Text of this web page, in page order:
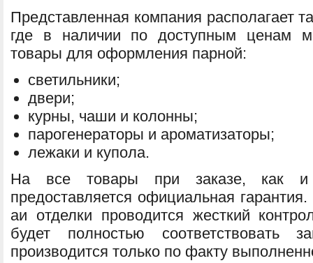
Представленная компания располагает
где в наличии по доступным ценам
товары для оформления парной:
светильники;
двери;
курны, чаши и колонны;
парогенераторы и ароматизаторы;
лежаки и купола.
На все товары при заказе, как
предоставляется официальная
аи отделки проводится жесткий
будет полностью соответствовать
производится только по факту